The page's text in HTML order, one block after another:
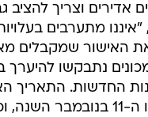
אדירים וצריך להציב
"איננו מתערבים
האישור שמקבלים
נתבקשו להיערך
החדשות. התאריך
להיערכות הנו ה-11